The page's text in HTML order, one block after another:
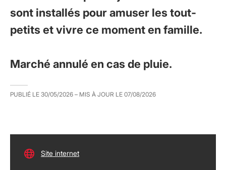
sont installés pour amuser les tout-
petits et vivre ce moment en famille.
Marché annulé en cas de pluie.
PUBLIÉ LE 30/05/2026 – MIS À JOUR LE 07/08/2026
Site internet